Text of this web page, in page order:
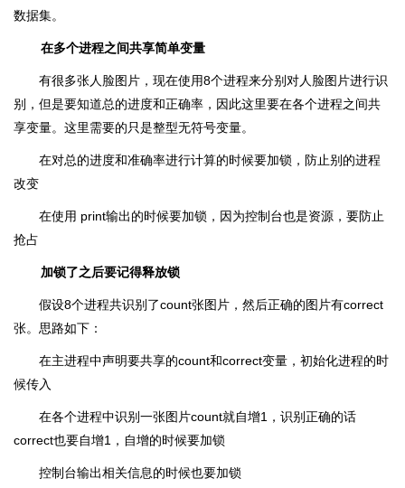
数据集。
在多个进程之间共享简单变量
有很多张人脸图片，现在使用8个进程来分别对人脸图片进行识
别，但是要知道总的进度和正确率，因此这里要在各个进程之间共
享变量。这里需要的只是整型无符号变量。
在对总的进度和准确率进行计算的时候要加锁，防止别的进程
改变
在使用 print输出的时候要加锁，因为控制台也是资源，要防止
抢占
加锁了之后要记得释放锁
假设8个进程共识别了count张图片，然后正确的图片有correct
张。思路如下：
在主进程中声明要共享的count和correct变量，初始化进程的时
候传入
在各个进程中识别一张图片count就自增1，识别正确的话
correct也要自增1，自增的时候要加锁
控制台输出相关信息的时候也要加锁